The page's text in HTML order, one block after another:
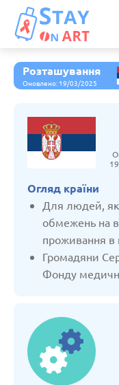
Розташування
Оновлено: 19/03/2025
Огляд країни
Для людей,
обмежень на
проживання в
Громадяни
Фонду
Іспанія
Італія
Австрія
Бельгія
Болгарія
Вірменія
Грузія